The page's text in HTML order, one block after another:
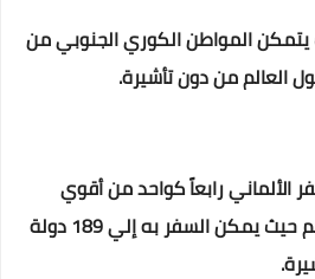
يتمكن المواطن الكوري الجنوبي من
الألماني رابعاً كواحد من أقوي
جوازات السفر في العالم حيث يمكن السفر به إلي 189 دولة